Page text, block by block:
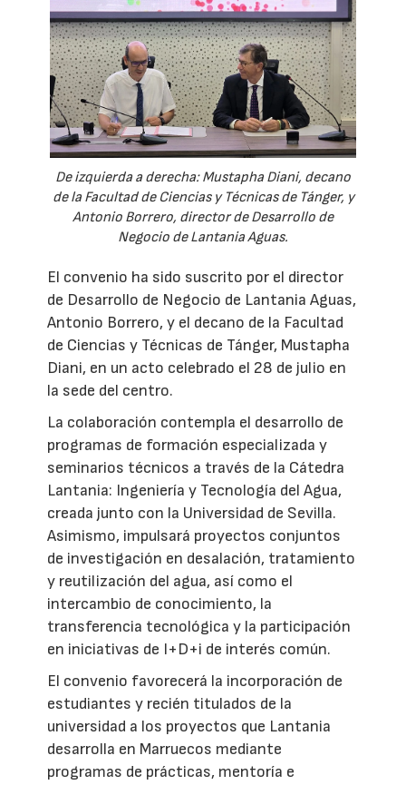
De izquierda a derecha: Mustapha Diani, decano
de la Facultad de Ciencias y Técnicas de Tánger, y
Antonio Borrero, director de Desarrollo de
Negocio de Lantania Aguas.
El convenio ha sido suscrito por el director
de Desarrollo de Negocio de Lantania Aguas,
Antonio Borrero, y el decano de la Facultad
de Ciencias y Técnicas de Tánger, Mustapha
Diani, en un acto celebrado el 28 de julio en
la sede del centro.
La colaboración contempla el desarrollo de
programas de formación especializada y
seminarios técnicos a través de la Cátedra
Lantania: Ingeniería y Tecnología del Agua,
creada junto con la Universidad de Sevilla.
Asimismo, impulsará proyectos conjuntos
de investigación en desalación, tratamiento
y reutilización del agua, así como el
intercambio de conocimiento, la
transferencia tecnológica y la participación
en iniciativas de I+D+i de interés común.
El convenio favorecerá la incorporación de
estudiantes y recién titulados de la
universidad a los proyectos que Lantania
desarrolla en Marruecos mediante
programas de prácticas, mentoría e